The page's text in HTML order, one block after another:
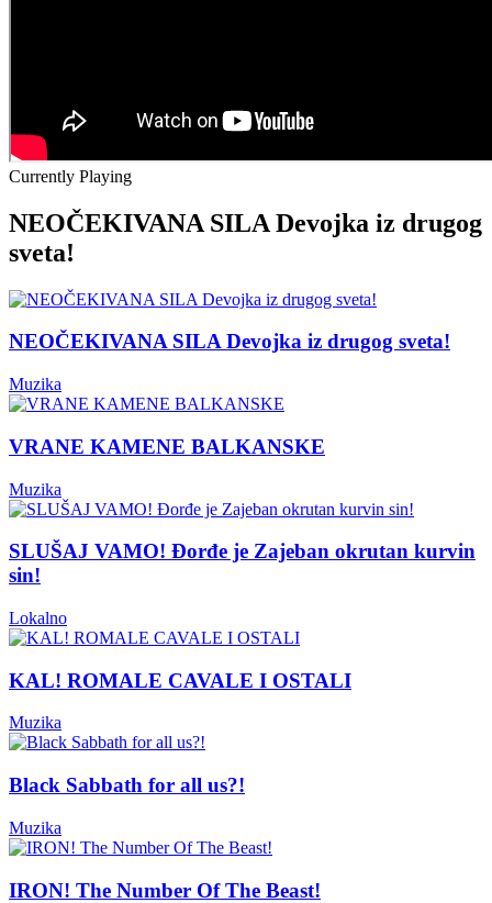
Currently Playing
NEOČEKIVANA SILA Devojka iz drugog
sveta!
NEOČEKIVANA SILA Devojka iz drugog sveta!
Muzika
VRANE KAMENE BALKANSKE
Muzika
SLUŠAJ VAMO! Đorđe je Zajeban okrutan kurvin
sin!
Lokalno
KAL! ROMALE CAVALE I OSTALI
Muzika
Black Sabbath for all us?!
Muzika
IRON! The Number Of The Beast!